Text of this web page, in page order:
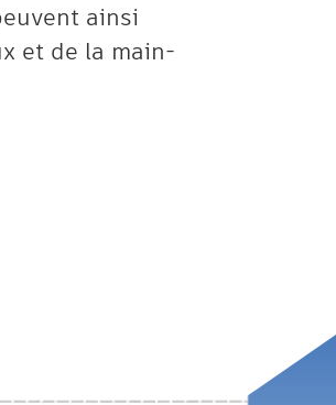
ainsi
et de la main-